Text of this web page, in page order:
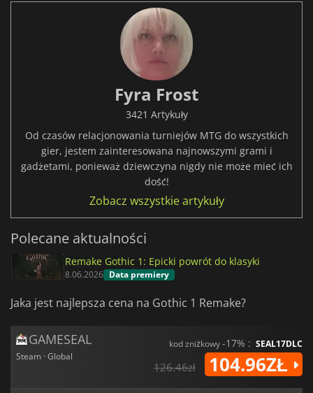
Fyra Frost
3421 Artykuły
Od czasów relacjonowania turniejów MTG do wszystkich
gier, jestem zainteresowana najnowszymi grami i
gadżetami, ponieważ dziewczyna nigdy nie może mieć ich
dość!
Zobacz wszystkie artykuły
Polecane aktualności
Remake Gothic 1: Epicki powrót do klasyki
8.06.2026 Data premiery
Jaka jest najlepsza cena na Gothic 1 Remake?
GAMESEAL
Steam · Global
kod zniżkowy-17% : SEAL17DLC
126.46zł 104.96ZŁ